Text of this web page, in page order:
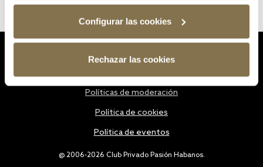
Configurar las cookies
Rechazar las cookies
@ 2006-2026 Club Privado Pasión Habanos.
Políticas de moderación
Política de cookies
Política de eventos